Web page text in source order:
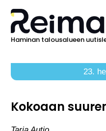
Haminan talousalueen
23.
Kokoaan